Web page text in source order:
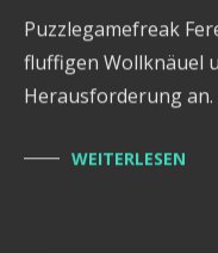
Puzzlegamefreak
fluffigen Wollknäuel
Herausforderung an.
WEITERLESEN